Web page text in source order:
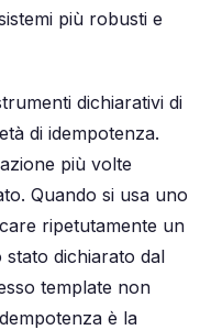
più robusti e
dichiarativi di
di idempotenza.
più volte
Quando si usa uno
ripetutamente un
dichiarato dal
template non
è la